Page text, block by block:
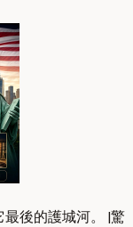
後的護城河。 |驚